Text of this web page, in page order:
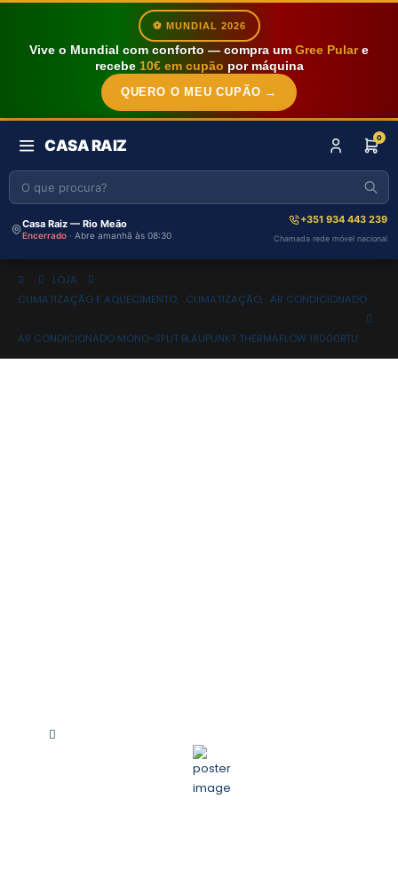
⚽ MUNDIAL 2026
Vive o Mundial com conforto — compra um Gree Pulare
recebe 10€ em cupão por máquina
QUERO O MEU CUPÃO →
CASA RAIZ 0
Casa Raiz — Rio Meão
Encerrado · Abre amanhã às 08:30
+351 934 443 239
Chamada rede móvel nacional
LOJA
CLIMATIZAÇÃO E AQUECIMENTO, CLIMATIZAÇÃO, AR CONDICIONADO
AR CONDICIONADO MONO-SPLIT BLAUPUNKT THERMAFLOW 18000BTU